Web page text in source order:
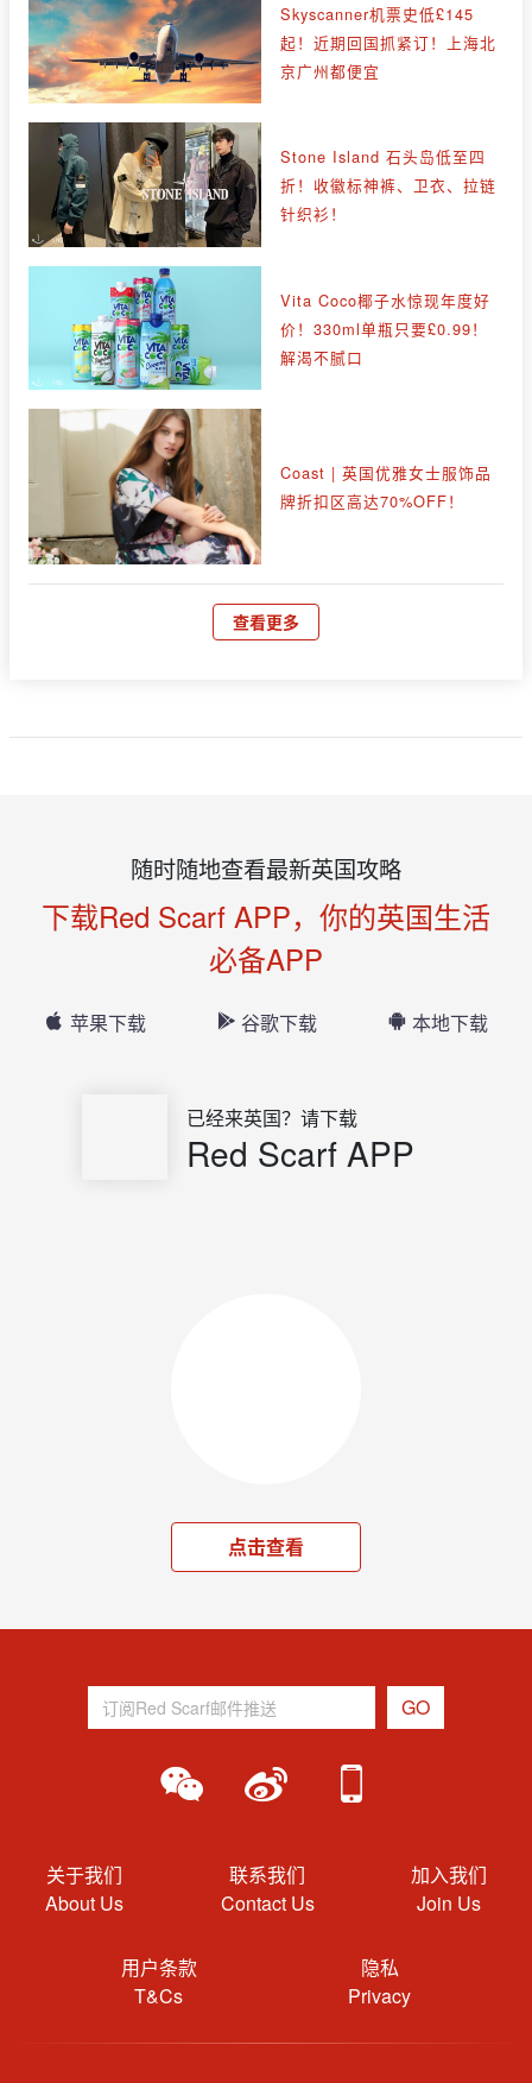
Skyscanner机票史低£145
起！近期回国抓紧订！上海北
京广州都便宜
Stone Island 石头岛低至四
折！收徽标神裤、卫衣、拉链
针织衫！
Vita Coco椰子水惊现年度好
价！330ml单瓶只要£0.99！
解渴不腻口
Coast | 英国优雅女士服饰品
牌折扣区高达70%OFF！
查看更多
随时随地查看最新英国攻略
下载Red Scarf APP，你的英国生活
必备APP
苹果下载 谷歌下载 本地下载
已经来英国？请下载
Red Scarf APP
点击查看
关于我们
About Us
联系我们
Contact Us
加入我们
Join Us
用户条款
T&Cs
隐私
Privacy